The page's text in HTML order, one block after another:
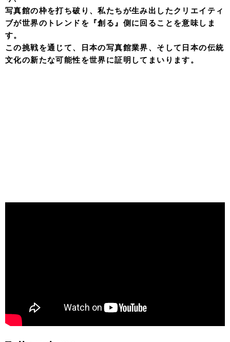
写真館の枠を打ち破り、私たちが生み出したクリエイティ
ブが世界のトレンドを『創る』側に回ることを意味しま
す。
この挑戦を通じて、日本の写真館業界、そして日本の伝統
文化の新たな可能性を世界に証明してまいります。